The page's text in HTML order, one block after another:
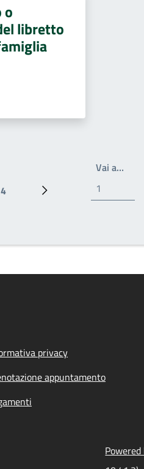
o
libretto
Pagina
4
Prossima pagina
Vai a…
privacy
appuntamento